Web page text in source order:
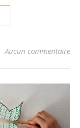
Aucun commentaire